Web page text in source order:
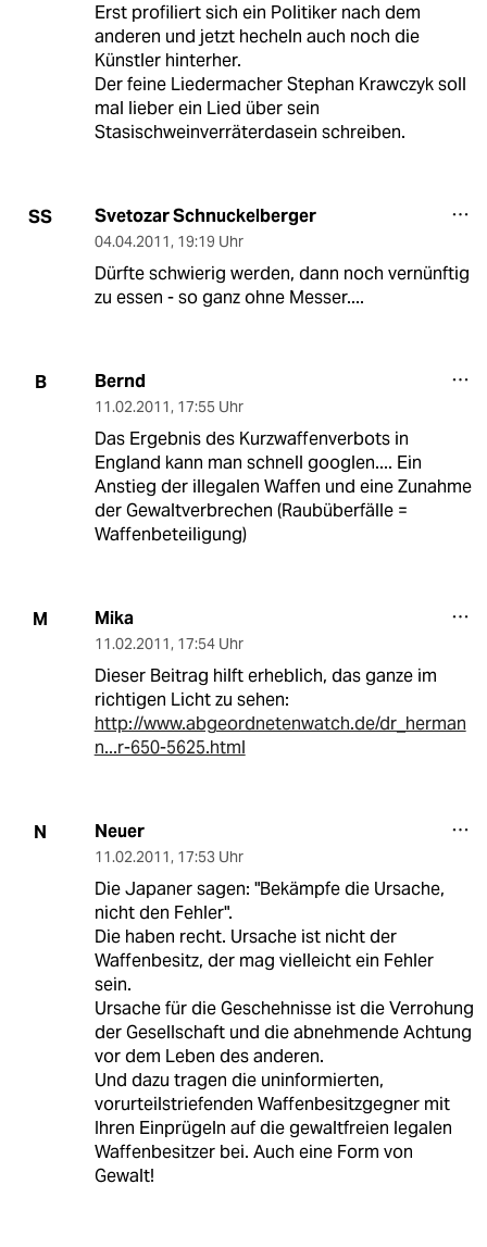
Erst profiliert sich ein Politiker nach dem
anderen und jetzt hecheln auch noch die
Künstler hinterher.
Der feine Liedermacher Stephan Krawczyk soll
mal lieber ein Lied über sein
Stasischweinverräterdasein schreiben.
SS Svetozar Schnuckelberger
04.04.2011, 19:19 Uhr
Dürfte schwierig werden, dann noch vernünftig
zu essen - so ganz ohne Messer....
B Bernd
11.02.2011, 17:55 Uhr
Das Ergebnis des Kurzwaffenverbots in
England kann man schnell googlen.... Ein
Anstieg der illegalen Waffen und eine Zunahme
der Gewaltverbrechen (Raubüberfälle =
Waffenbeteiligung)
M Mika
11.02.2011, 17:54 Uhr
Dieser Beitrag hilft erheblich, das ganze im
richtigen Licht zu sehen:
http://www.abgeordnetenwatch.de/dr_herman
n...r-650-5625.html
N Neuer
11.02.2011, 17:53 Uhr
Die Japaner sagen: "Bekämpfe die Ursache,
nicht den Fehler".
Die haben recht. Ursache ist nicht der
Waffenbesitz, der mag vielleicht ein Fehler
sein.
Ursache für die Geschehnisse ist die Verrohung
der Gesellschaft und die abnehmende Achtung
vor dem Leben des anderen.
Und dazu tragen die uninformierten,
vorurteilstriefenden Waffenbesitzgegner mit
Ihren Einprügeln auf die gewaltfreien legalen
Waffenbesitzer bei. Auch eine Form von
Gewalt!